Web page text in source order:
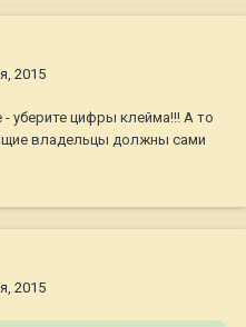
2015
уберите цифры клейма!!! А то
владельцы должны сами
2015